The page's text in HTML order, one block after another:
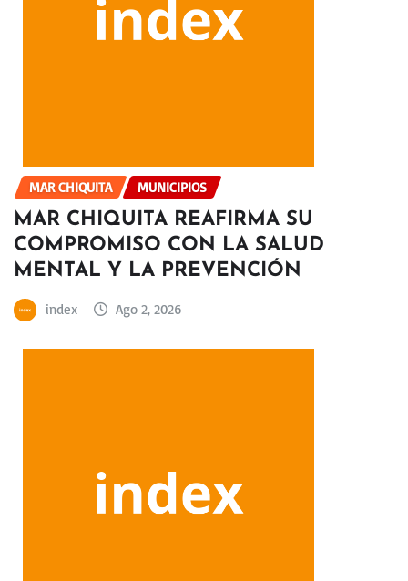
MAR CHIQUITA MUNICIPIOS
MAR CHIQUITA REAFIRMA SU
COMPROMISO CON LA SALUD
MENTAL Y LA PREVENCIÓN
index Ago 2, 2026